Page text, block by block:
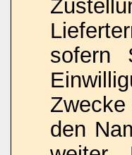
sofern
den